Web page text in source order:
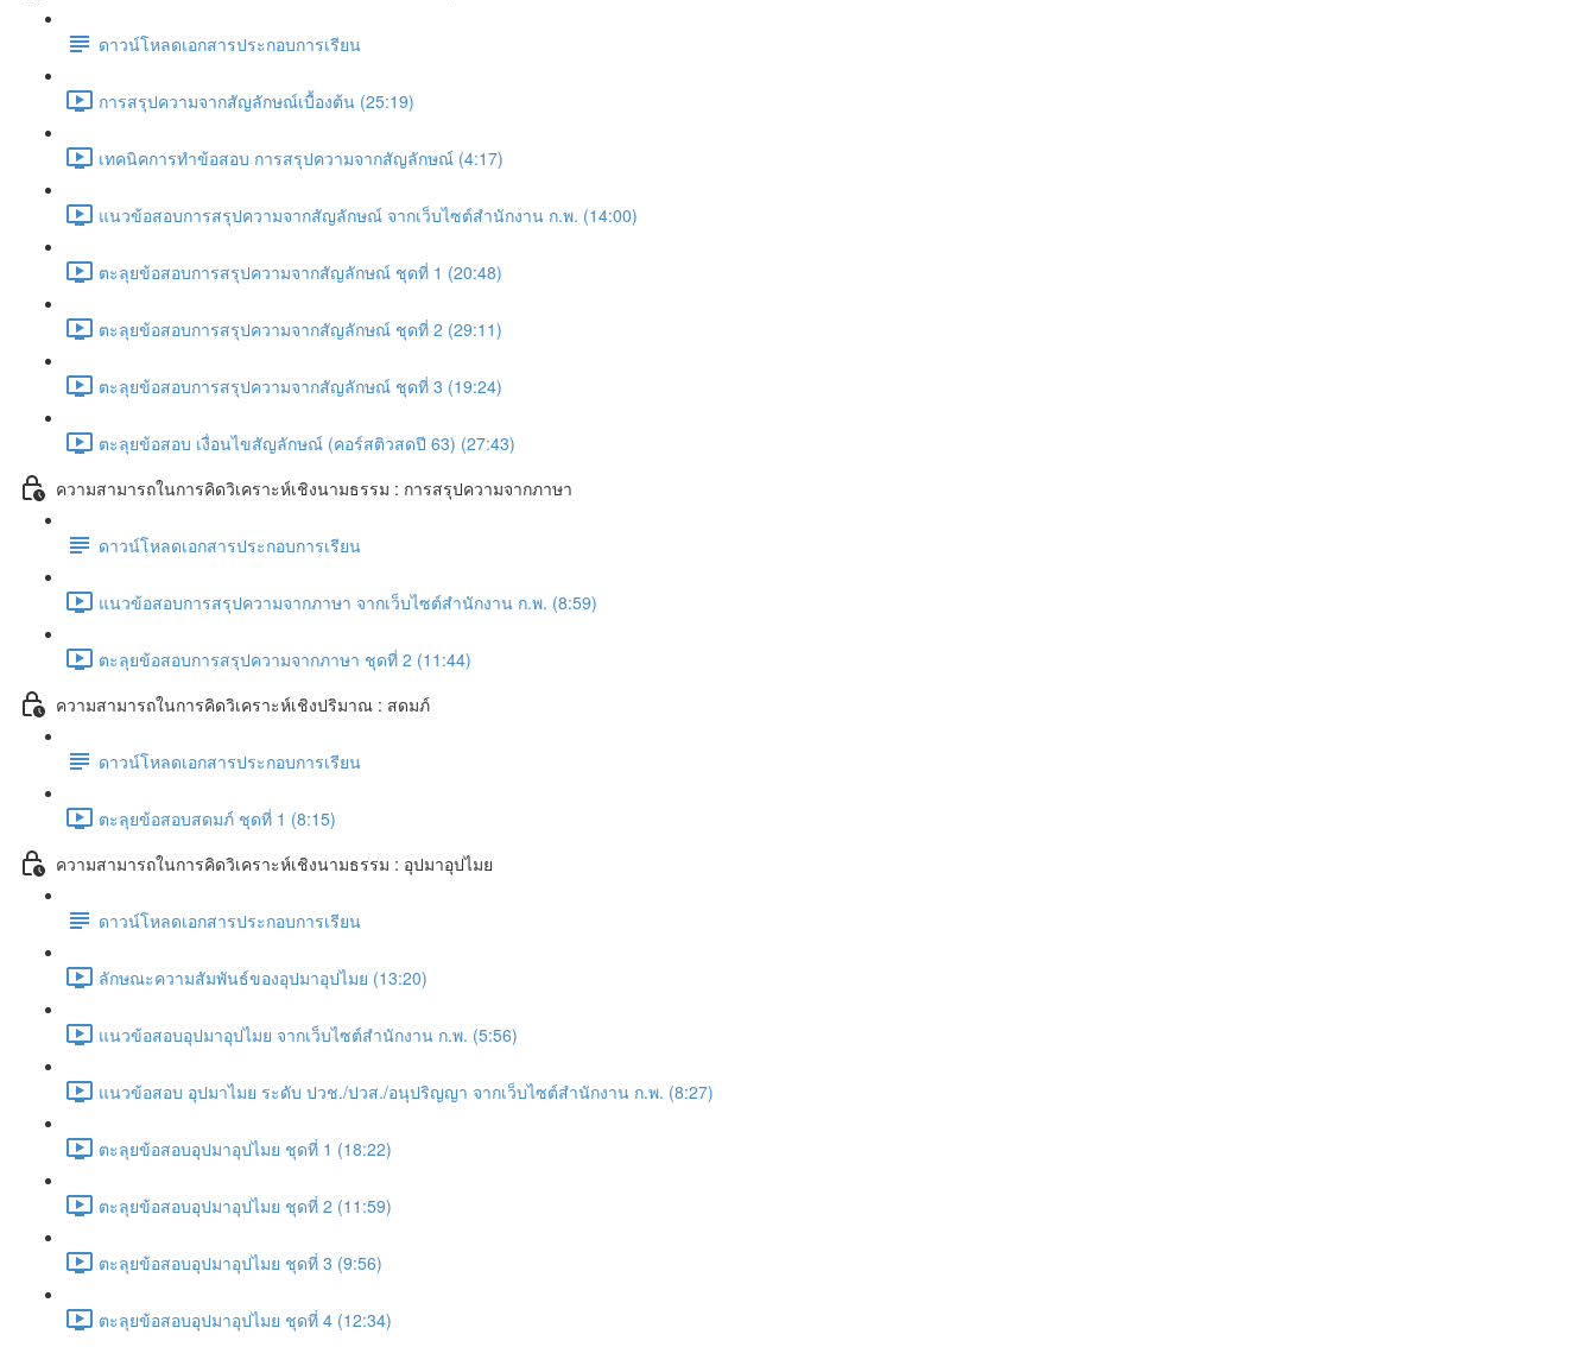
ดาวน์โหลดเอกสารประกอบการเรียน
การสรุปความจากสัญลักษณ์เบื้องต้น (25:19)
เทคนิคการทำข้อสอบ การสรุปความจากสัญลักษณ์ (4:17)
แนวข้อสอบการสรุปความจากสัญลักษณ์ จากเว็บไซต์สำนักงาน ก.พ. (14:00)
ตะลุยข้อสอบการสรุปความจากสัญลักษณ์ ชุดที่ 1 (20:48)
ตะลุยข้อสอบการสรุปความจากสัญลักษณ์ ชุดที่ 2 (29:11)
ตะลุยข้อสอบการสรุปความจากสัญลักษณ์ ชุดที่ 3 (19:24)
ตะลุยข้อสอบ เงื่อนไขสัญลักษณ์ (คอร์สติวสดปี 63) (27:43)
ความสามารถในการคิดวิเคราะห์เชิงนามธรรม : การสรุปความจากภาษา
ดาวน์โหลดเอกสารประกอบการเรียน
แนวข้อสอบการสรุปความจากภาษา จากเว็บไซต์สำนักงาน ก.พ. (8:59)
ตะลุยข้อสอบการสรุปความจากภาษา ชุดที่ 2 (11:44)
ความสามารถในการคิดวิเคราะห์เชิงปริมาณ : สดมภ์
ดาวน์โหลดเอกสารประกอบการเรียน
ตะลุยข้อสอบสดมภ์ ชุดที่ 1 (8:15)
ความสามารถในการคิดวิเคราะห์เชิงนามธรรม : อุปมาอุปไมย
ดาวน์โหลดเอกสารประกอบการเรียน
ลักษณะความสัมพันธ์ของอุปมาอุปไมย (13:20)
แนวข้อสอบอุปมาอุปไมย จากเว็บไซต์สำนักงาน ก.พ. (5:56)
แนวข้อสอบ อุปมาไมย ระดับ ปวช./ปวส./อนุปริญญา จากเว็บไซต์สำนักงาน ก.พ. (8:27)
ตะลุยข้อสอบอุปมาอุปไมย ชุดที่ 1 (18:22)
ตะลุยข้อสอบอุปมาอุปไมย ชุดที่ 2 (11:59)
ตะลุยข้อสอบอุปมาอุปไมย ชุดที่ 3 (9:56)
ตะลุยข้อสอบอุปมาอุปไมย ชุดที่ 4 (12:34)